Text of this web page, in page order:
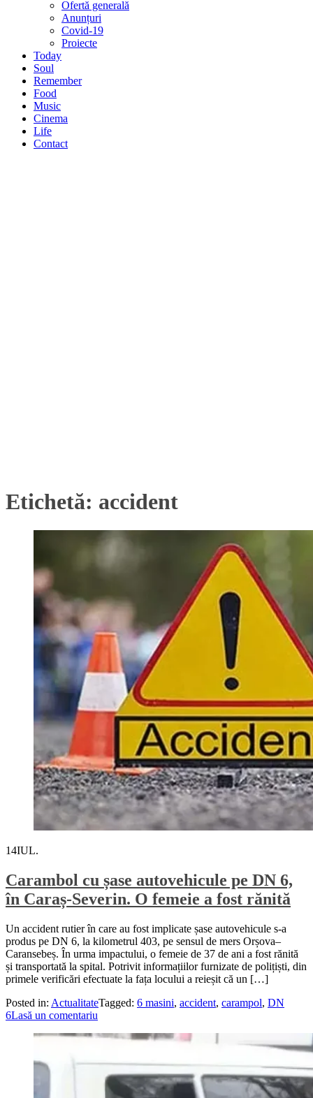
Ofertă generală
Anunțuri
Covid-19
Proiecte
Today
Soul
Remember
Food
Music
Cinema
Life
Contact
Etichetă: accident
14IUL.
Carambol cu șase autovehicule pe DN 6,
în Caraș-Severin. O femeie a fost rănită
Un accident rutier în care au fost implicate șase autovehicule s-a
produs pe DN 6, la kilometrul 403, pe sensul de mers Orșova–
Caransebeș. În urma impactului, o femeie de 37 de ani a fost rănită
și transportată la spital. Potrivit informațiilor furnizate de polițiști, din
primele verificări efectuate la fața locului a reieșit că un […]
Posted in: ActualitateTagged: 6 masini, accident, carampol, DN
6Lasă un comentariu